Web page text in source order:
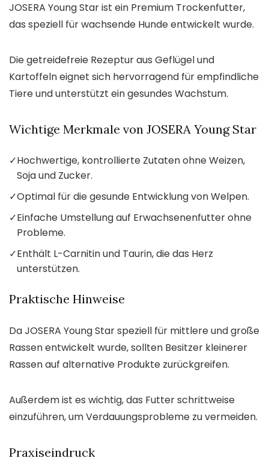
JOSERA Young Star ist ein Premium Trockenfutter,
das speziell für wachsende Hunde entwickelt wurde.
Die getreidefreie Rezeptur aus Geflügel und
Kartoffeln eignet sich hervorragend für empfindliche
Tiere und unterstützt ein gesundes Wachstum.
Wichtige Merkmale von JOSERA Young Star
✓Hochwertige, kontrollierte Zutaten ohne Weizen,
Soja und Zucker.
✓Optimal für die gesunde Entwicklung von Welpen.
✓Einfache Umstellung auf Erwachsenenfutter ohne
Probleme.
✓Enthält L-Carnitin und Taurin, die das Herz
unterstützen.
Praktische Hinweise
Da JOSERA Young Star speziell für mittlere und große
Rassen entwickelt wurde, sollten Besitzer kleinerer
Rassen auf alternative Produkte zurückgreifen.
Außerdem ist es wichtig, das Futter schrittweise
einzuführen, um Verdauungsprobleme zu vermeiden.
Praxiseindruck